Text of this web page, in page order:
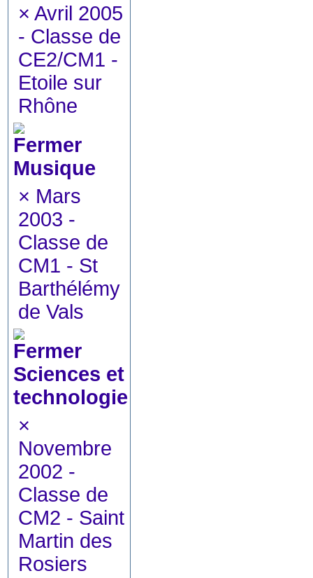
× Avril 2005
- Classe de
CE2/CM1 -
Etoile sur
Rhône
Musique
× Mars
2003 -
Classe de
CM1 - St
Barthélémy
de Vals
Sciences et
technologie
×
Novembre
2002 -
Classe de
CM2 - Saint
Martin des
Rosiers